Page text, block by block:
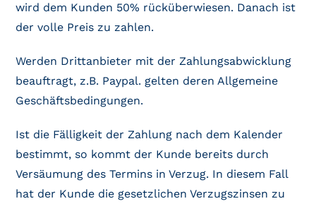
wird dem Kunden 50% rücküberwiesen. Danach ist
der volle Preis zu zahlen.
Werden Drittanbieter mit der Zahlungsabwicklung
beauftragt, z.B. Paypal. gelten deren Allgemeine
Geschäftsbedingungen.
Ist die Fälligkeit der Zahlung nach dem Kalender
bestimmt, so kommt der Kunde bereits durch
Versäumung des Termins in Verzug. In diesem Fall
hat der Kunde die gesetzlichen Verzugszinsen zu